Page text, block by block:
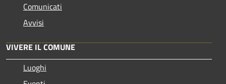
Comunicati
Avvisi
VIVERE IL COMUNE
Luoghi